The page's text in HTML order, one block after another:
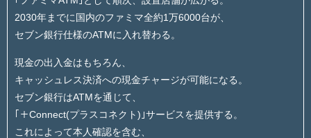
2030年までに国内のファミマ全約1万6000台が、
セブン銀行仕様のATMに入れ替わる。
現金の出入金はもちろん、
キャッシュレス決済への現金チャージが可能になる。
セブン銀行はATMを通じて、
｢＋Connect(プラスコネクト)｣サービスを提供する。
これによって本人確認を含む、